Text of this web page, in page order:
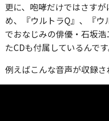
更に、咆哮だけではさす
め、『ウルトラQ』、『
でおなじみの俳優・石坂
たCDも付属しているんです
例えばこんな音声が収録さ